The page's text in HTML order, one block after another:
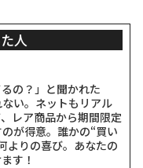
人
るの？」と聞かれた
い。ネットもリアル
レア商品から期間限定
が得意。誰かの“買い
よりの喜び。あなたの
す！